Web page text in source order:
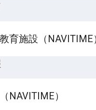
育施設（NAVITIME
NAVITIME）